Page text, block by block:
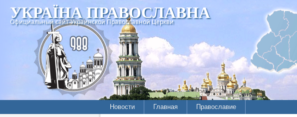
УКРАЇНА ПРАВОСЛАВНА
Официальный сайт Украинской Православной Церкви
Новости Главная Православие